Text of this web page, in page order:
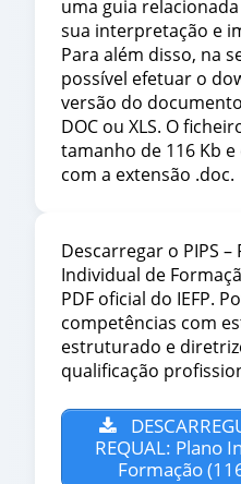
uma guia
sua interpretação e
Para além disso, na
possível efetuar o
versão do
DOC ou XLS. O
tamanho de 116 Kb
com a extensão .doc.
Descarregar o PIPS –
Individual de
PDF oficial do IEFP.
competências com
estruturado e
qualificação
REQUAL: Plano
Formação